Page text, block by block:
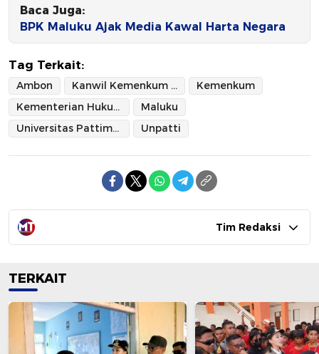
Baca Juga:
BPK Maluku Ajak Media Kawal Harta Negara
Tag Terkait:
Ambon Kanwil Kemenkum Maluku
Kemenkum
Kementerian Hukum
Maluku
Universitas Pattimura
Unpatti
Tim Redaksi
TERKAIT